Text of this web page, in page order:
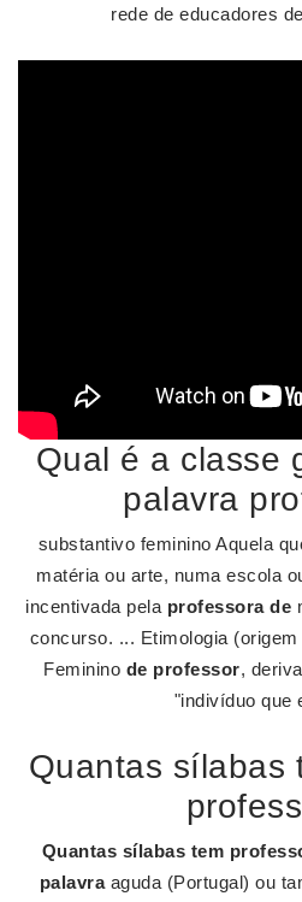
rede de educadores
Qual é a classe
palavra
substantivo feminino Aquela
matéria ou arte, numa escola
incentivada pela professora de
concurso. ... Etimologia (origem
Feminino de professor,
"indivíduo que
Quantas sílabas
Quantas sílabas tem
palavraaguda (Portugal) ou